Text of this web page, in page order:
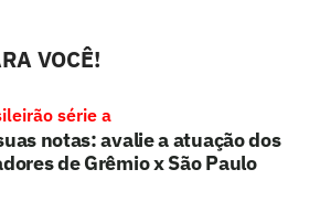
VOCÊ!
série a
notas: avalie a atuação dos
de Grêmio x São Paulo